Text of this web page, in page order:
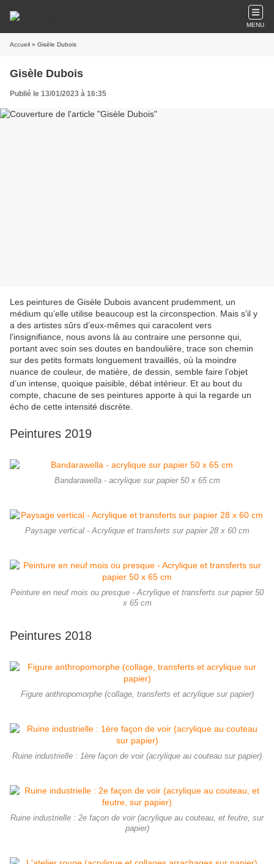
MENU
Accueil » Gisèle Dubois
Gisèle Dubois
Publié le 13/01/2023 à 16:35
Les peintures de Gisèle Dubois avancent prudemment, un
médium qu’elle utilise beaucoup est la circonspection. Mais s’il y
a des artistes sûrs d’eux-mêmes qui caracolent vers
l’insignifiance, nous avons là au contraire une personne qui,
portant avec soin ses doutes en bandoulière, trace son chemin
sur des petits formats longuement travaillés, où la moindre
nuance de couleur, de matière, de dessin, semble faire l’objet
d’un intense, quoique paisible, débat intérieur. Et au bout du
compte, chacune de ses peintures apporte à qui la regarde un
écho de cette intensité discrète.
Peintures 2019
Bandarawella - acrylique sur papier 50 x 65 cm
Paysage vertical - Acrylique et transferts sur papier 28 x 60 cm
Peinture en neuf mois ou presque - Acrylique et transferts sur papier 50
x 65 cm
Peintures 2018
Figure anthropomorphe (collage, transferts et acrylique sur papier)
Ruine industrielle : 1ère façon de voir (acrylique au couteau sur papier)
Ruine industrielle : 2e façon de voir (acrylique au couteau, et feutre, sur
papier)